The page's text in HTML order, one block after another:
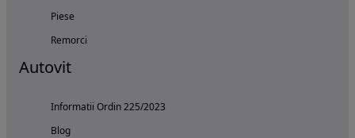
Piese
Remorci
Autovit
Informatii Ordin 225/2023
Blog